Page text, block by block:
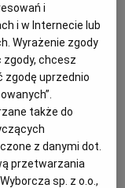
a przy
gastronomią. W
jedzeniu i
że jest to
czasach
i
i
i w Internecie lub
Wyrażenie zgody
chcesz
zgodę uprzednio
także do
z danymi dot.
przetwarzania
sp. z o.o.,